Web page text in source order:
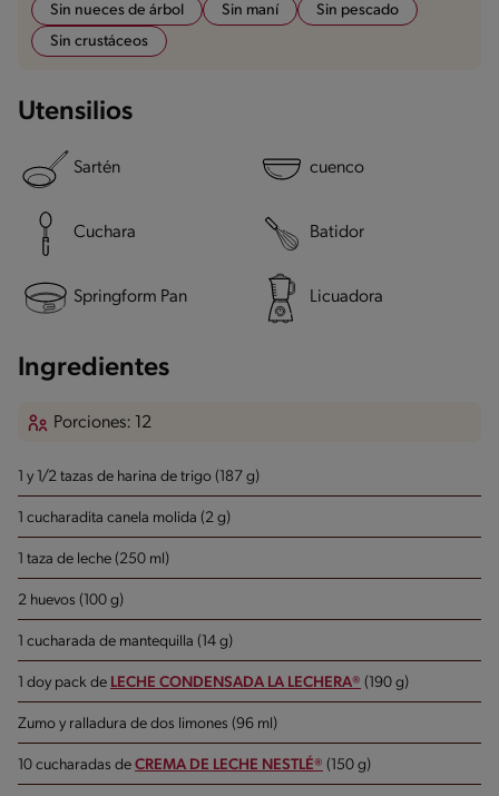
Sin nueces de árbol Sin maní
Sin pescado
Sin crustáceos
Utensilios
Sartén cuenco
Cuchara Batidor
Springform Pan Licuadora
Ingredientes
Porciones: 12
1 y 1/2 tazas de harina de trigo (187 g)
1 cucharadita canela molida (2 g)
1 taza de leche (250 ml)
2 huevos (100 g)
1 cucharada de mantequilla (14 g)
1 doy pack de LECHE CONDENSADA LA LECHERA® (190 g)
Zumo y ralladura de dos limones (96 ml)
10 cucharadas de CREMA DE LECHE NESTLÉ® (150 g)